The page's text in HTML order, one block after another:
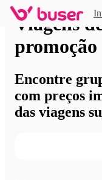
Viagens
promoção
Encontre
com preços
das viagens